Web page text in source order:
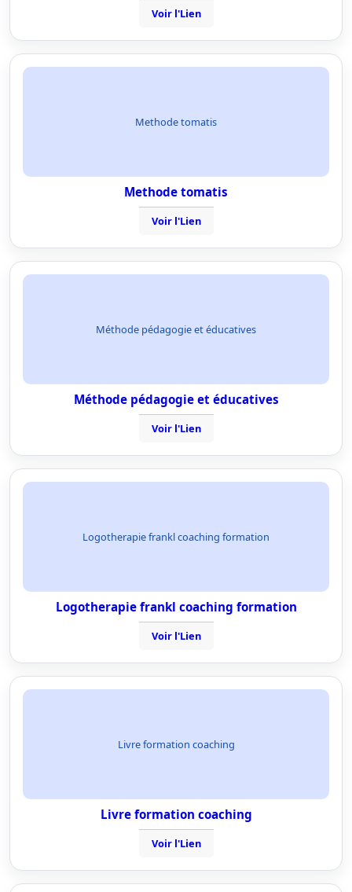
Voir l'Lien
Methode tomatis
Methode tomatis
Voir l'Lien
Méthode pédagogie et éducatives
Méthode pédagogie et éducatives
Voir l'Lien
Logotherapie frankl coaching formation
Logotherapie frankl coaching formation
Voir l'Lien
Livre formation coaching
Livre formation coaching
Voir l'Lien